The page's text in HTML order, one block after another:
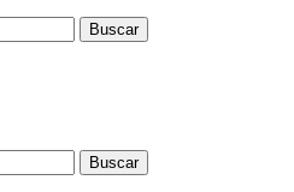
Buscar
Buscar